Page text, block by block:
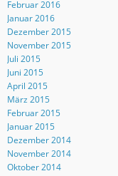
Februar 2016
Januar 2016
Dezember 2015
November 2015
Juli 2015
Juni 2015
April 2015
März 2015
Februar 2015
Januar 2015
Dezember 2014
November 2014
Oktober 2014